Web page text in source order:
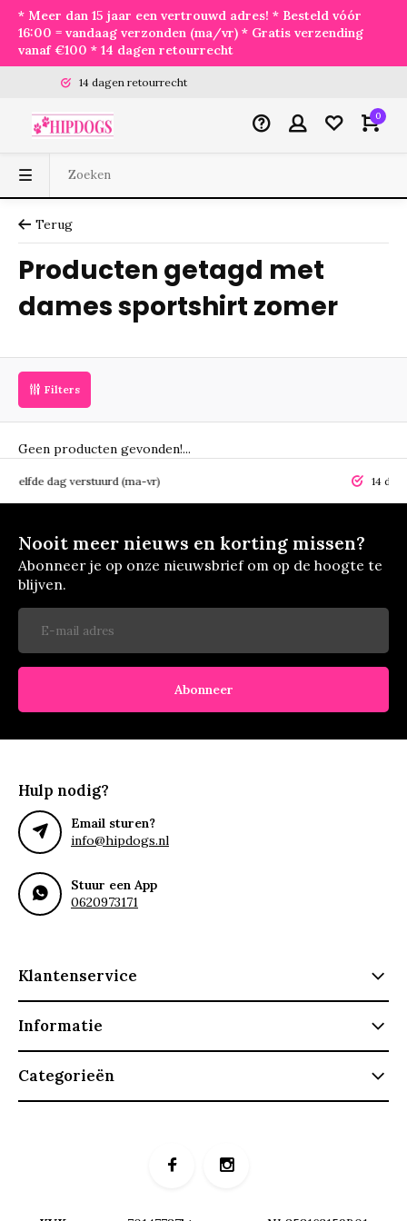
* Meer dan 15 jaar een vertrouwd adres! * Besteld vóór
16:00 = vandaag verzonden (ma/vr) * Gratis verzending
vanaf €100 * 14 dagen retourrecht
14 dagen retourrecht
0
Terug
Producten getagd met
dames sportshirt zomer
Filters
Geen producten gevonden!...
dag verstuurd (ma-vr) 14 dagen
Nooit meer nieuws en korting missen?
Abonneer je op onze nieuwsbrief om op de hoogte te
blijven.
Abonneer
Hulp nodig?
Email sturen?
info@hipdogs.nl
Stuur een App
0620973171
Klantenservice
Informatie
Categorieën